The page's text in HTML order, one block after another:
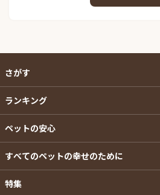
さがす
ランキング
ペットの安心
すべてのペットの幸せのために
特集